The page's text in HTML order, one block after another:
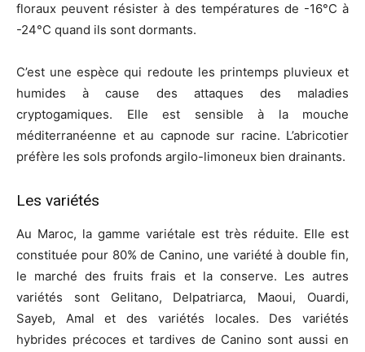
floraux peuvent résister à des températures de -16°C à
-24°C quand ils sont dormants.
C’est une espèce qui redoute les printemps pluvieux et
humides à cause des attaques des maladies
cryptogamiques. Elle est sensible à la mouche
méditerranéenne et au capnode sur racine. L’abricotier
préfère les sols profonds argilo-limoneux bien drainants.
Les variétés
Au Maroc, la gamme variétale est très réduite. Elle est
constituée pour 80% de Canino, une variété à double fin,
le marché des fruits frais et la conserve. Les autres
variétés sont Gelitano, Delpatriarca, Maoui, Ouardi,
Sayeb, Amal et des variétés locales. Des variétés
hybrides précoces et tardives de Canino sont aussi en